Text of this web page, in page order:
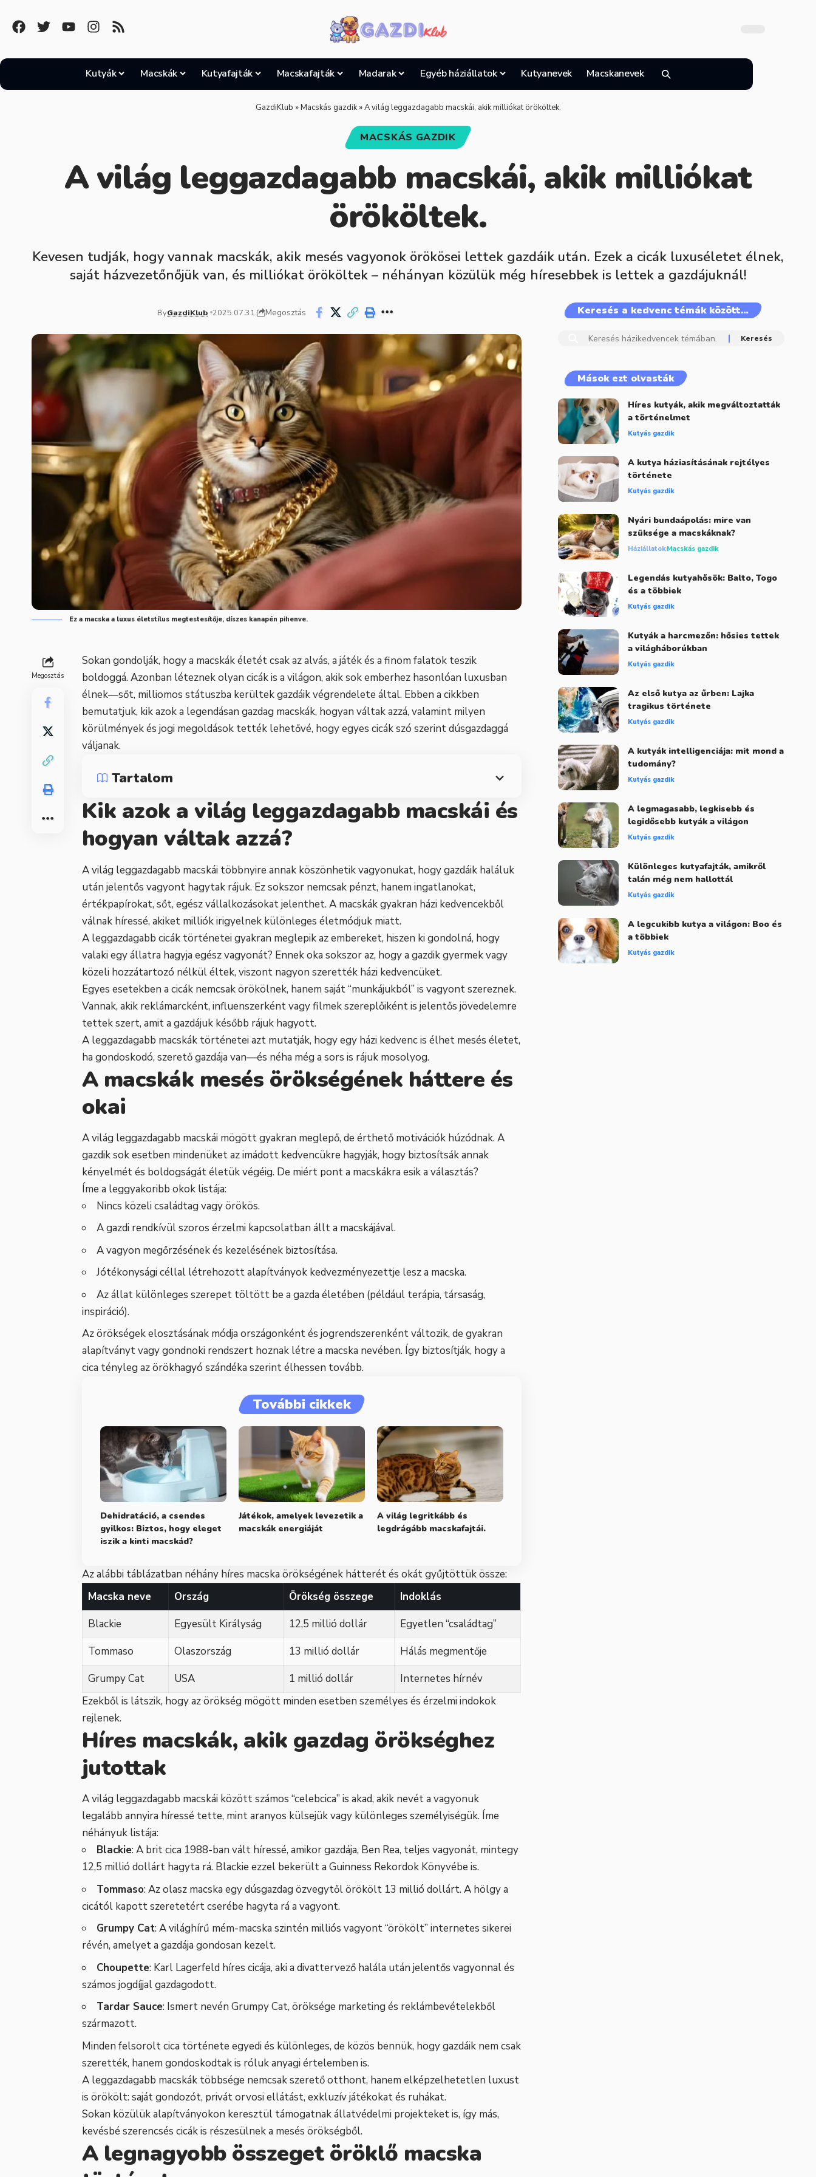
Kutyák Macskák Kutyafajták Macskafajták Madarak Egyéb háziállatok Kutyanevek Macskanevek
GazdiKlub »Macskás gazdik»A világ leggazdagabb macskái, akik milliókat örököltek.
MACSKÁS GAZDIK
A világ leggazdagabb macskái, akik milliókat
örököltek.
Kevesen tudják, hogy vannak macskák, akik mesés vagyonok örökösei lettek gazdáik után. Ezek a cicák luxuséletet élnek,
saját házvezetőnőjük van, és milliókat örököltek – néhányan közülük még híresebbek is lettek a gazdájuknál!
ByGazdiKlub 2025.07.31. Megosztás
Ez a macska a luxus életstílus megtestesítője, díszes kanapén pihenve.
Megosztás
Sokan gondolják, hogy a macskák életét csak az alvás, a játék és a finom falatok teszik
boldoggá. Azonban léteznek olyan cicák is a világon, akik sok emberhez hasonlóan luxusban
élnek—sőt, milliomos státuszba kerültek gazdáik végrendelete által. Ebben a cikkben
bemutatjuk, kik azok a legendásan gazdag macskák, hogyan váltak azzá, valamint milyen
körülmények és jogi megoldások tették lehetővé, hogy egyes cicák szó szerint dúsgazdaggá
váljanak.
Tartalom
Kik azok a világ leggazdagabb macskái és
hogyan váltak azzá?
A világ leggazdagabb macskái többnyire annak köszönhetik vagyonukat, hogy gazdáik haláluk
után jelentős vagyont hagytak rájuk. Ez sokszor nemcsak pénzt, hanem ingatlanokat,
értékpapírokat, sőt, egész vállalkozásokat jelenthet. A macskák gyakran házi kedvencekből
válnak híressé, akiket milliók irigyelnek különleges életmódjuk miatt.
A leggazdagabb cicák történetei gyakran meglepik az embereket, hiszen ki gondolná, hogy
valaki egy állatra hagyja egész vagyonát? Ennek oka sokszor az, hogy a gazdik gyermek vagy
közeli hozzátartozó nélkül éltek, viszont nagyon szerették házi kedvencüket.
Egyes esetekben a cicák nemcsak örökölnek, hanem saját “munkájukból” is vagyont szereznek.
Vannak, akik reklámarcként, influenszerként vagy filmek szereplőiként is jelentős jövedelemre
tettek szert, amit a gazdájuk később rájuk hagyott.
A leggazdagabb macskák történetei azt mutatják, hogy egy házi kedvenc is élhet mesés életet,
ha gondoskodó, szerető gazdája van—és néha még a sors is rájuk mosolyog.
A macskák mesés örökségének háttere és
okai
A világ leggazdagabb macskái mögött gyakran meglepő, de érthető motivációk húzódnak. A
gazdik sok esetben mindenüket az imádott kedvencükre hagyják, hogy biztosítsák annak
kényelmét és boldogságát életük végéig. De miért pont a macskákra esik a választás?
Íme a leggyakoribb okok listája:
Nincs közeli családtag vagy örökös.
A gazdi rendkívül szoros érzelmi kapcsolatban állt a macskájával.
A vagyon megőrzésének és kezelésének biztosítása.
Jótékonysági céllal létrehozott alapítványok kedvezményezettje lesz a macska.
Az állat különleges szerepet töltött be a gazda életében (például terápia, társaság,
inspiráció).
Az örökségek elosztásának módja országonként és jogrendszerenként változik, de gyakran
alapítványt vagy gondnoki rendszert hoznak létre a macska nevében. Így biztosítják, hogy a
cica tényleg az örökhagyó szándéka szerint élhessen tovább.
További cikkek
Dehidratáció, a csendes
gyilkos: Biztos, hogy eleget
iszik a kinti macskád?
Játékok, amelyek levezetik a
macskák energiáját
A világ legritkább és
legdrágább macskafajtái.
Az alábbi táblázatban néhány híres macska örökségének hátterét és okát gyűjtöttük össze:
Macska neve
Ország Örökség összege
Indoklás
Blackie
Egyesült Királyság 12,5 millió dollár
Egyetlen “családtag”
Tommaso
Olaszország 13 millió dollár
Hálás megmentője
Grumpy Cat
USA 1 millió dollár
Internetes hírnév
Ezekből is látszik, hogy az örökség mögött minden esetben személyes és érzelmi indokok
rejlenek.
Híres macskák, akik gazdag örökséghez
jutottak
A világ leggazdagabb macskái között számos “celebcica” is akad, akik nevét a vagyonuk
legalább annyira híressé tette, mint aranyos külsejük vagy különleges személyiségük. Íme
néhányuk listája:
Blackie: A brit cica 1988-ban vált híressé, amikor gazdája, Ben Rea, teljes vagyonát, mintegy
12,5 millió dollárt hagyta rá. Blackie ezzel bekerült a Guinness Rekordok Könyvébe is.
Tommaso: Az olasz macska egy dúsgazdag özvegytől örökölt 13 millió dollárt. A hölgy a
cicától kapott szeretetért cserébe hagyta rá a vagyont.
Grumpy Cat: A világhírű mém-macska szintén milliós vagyont “örökölt” internetes sikerei
révén, amelyet a gazdája gondosan kezelt.
Choupette: Karl Lagerfeld híres cicája, aki a divattervező halála után jelentős vagyonnal és
számos jogdíjjal gazdagodott.
Tardar Sauce: Ismert nevén Grumpy Cat, öröksége marketing és reklámbevételekből
származott.
Minden felsorolt cica története egyedi és különleges, de közös bennük, hogy gazdáik nem csak
szerették, hanem gondoskodtak is róluk anyagi értelemben is.
A leggazdagabb macskák többsége nemcsak szerető otthont, hanem elképzelhetetlen luxust
is örökölt: saját gondozót, privát orvosi ellátást, exkluzív játékokat és ruhákat.
Sokan közülük alapítványokon keresztül támogatnak állatvédelmi projekteket is, így más,
kevésbé szerencsés cicák is részesülnek a mesés örökségből.
A legnagyobb összeget öröklő macska
Keresés a kedvenc témák között…
Mások ezt olvasták
Híres kutyák, akik megváltoztatták
a történelmet
Kutyás gazdik
A kutya háziasításának rejtélyes
története
Kutyás gazdik
Nyári bundaápolás: mire van
szüksége a macskáknak?
HáziállatokMacskás gazdik
Legendás kutyahősök: Balto, Togo
és a többiek
Kutyás gazdik
Kutyák a harcmezőn: hősies tettek
a világháborúkban
Kutyás gazdik
Az első kutya az űrben: Lajka
tragikus története
Kutyás gazdik
A kutyák intelligenciája: mit mond a
tudomány?
Kutyás gazdik
A legmagasabb, legkisebb és
legidősebb kutyák a világon
Kutyás gazdik
Különleges kutyafajták, amikről
talán még nem hallottál
Kutyás gazdik
A legcukibb kutya a világon: Boo és
a többiek
Kutyás gazdik